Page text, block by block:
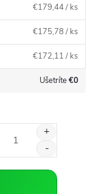
€179,44/ ks
€175,78 / ks
€172,11 / ks
Ušetríte€0